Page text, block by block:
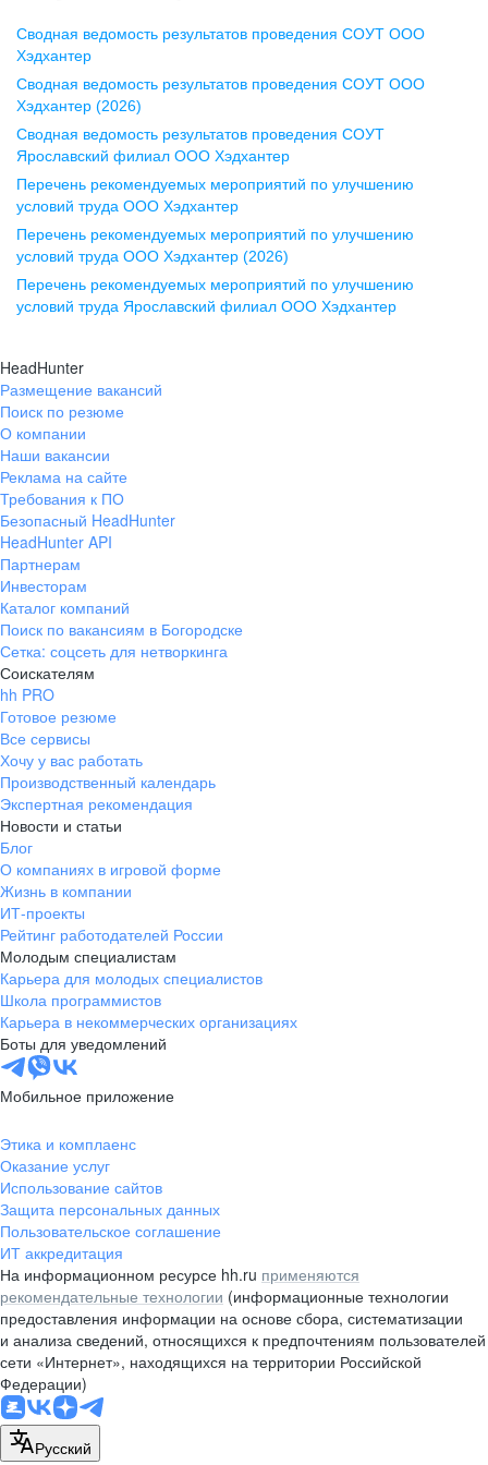
Воронеж
ул. Комиссаржевской, д. 10,
офис 1212
+7 473 280-05-05
pr@vrn.hh.ru
ул. Спартаковская, д. 2А, этаж 3,
помещение 15
+7 843 212-12-50
Екатеринбург
ул. Боевых Дружин, стр. 20,
+7 343 226-79-99
pr@ural.hh.ru
ул. Янковского, д. 169, 7 этаж,
706 каб.
+7 861 205-55-57
pr@krd.hh.ru
Владивосток
пер. Ланинский д. 4, офис 3.4
+7 423 202-33-28
pr@dv.hh.ru
Новосибирск
ул. Большевистская, д. 35,
помещение 21
+7 383 207-94-64
pr@nsk.hh.ru
Минск
пр-т Дзержинского, д. 57,
10 этаж, помещение 45-1
pr@rabota.by
Алматы
пр. Абая, д. 151, БЦ Алатау,
12 этаж, офис 1209
+7 727 232-13-13
pr@headhunter.com.kz
Сводная ведомость результатов проведения СОУТ ООО
Хэдхантер
Сводная ведомость результатов проведения СОУТ ООО
Хэдхантер (2026)
Сводная ведомость результатов проведения СОУТ
Ярославский филиал ООО Хэдхантер
Перечень рекомендуемых мероприятий по улучшению
условий труда ООО Хэдхантер
Перечень рекомендуемых мероприятий по улучшению
условий труда ООО Хэдхантер (2026)
Перечень рекомендуемых мероприятий по улучшению
условий труда Ярославский филиал ООО Хэдхантер
HeadHunter
Размещение вакансий
Поиск по резюме
О компании
Наши вакансии
Реклама на сайте
Требования к ПО
Безопасный HeadHunter
HeadHunter API
Партнерам
Инвесторам
Каталог компаний
Поиск по вакансиям в Богородске
Сетка: соцсеть для нетворкинга
Соискателям
hh PRO
Готовое резюме
Все сервисы
Хочу у вас работать
Производственный календарь
Экспертная рекомендация
Новости и статьи
Блог
О компаниях в игровой форме
Жизнь в компании
ИТ-проекты
Рейтинг работодателей России
Молодым специалистам
Карьера для молодых специалистов
Школа программистов
Карьера в некоммерческих организациях
Боты для уведомлений
Мобильное приложение
Этика и комплаенс
Оказание услуг
Использование сайтов
Защита персональных данных
Пользовательское соглашение
ИТ аккредитация
На информационном ресурсе hh.ru применяются
рекомендательные технологии (информационные технологии
предоставления информации на основе сбора, систематизации
и анализа сведений, относящихся к предпочтениям пользователей
сети «Интернет», находящихся на территории Российской
Федерации)
Русский